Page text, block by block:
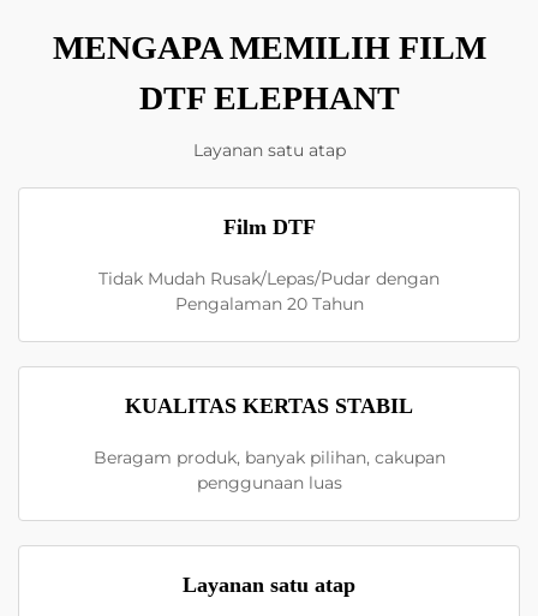
MENGAPA MEMILIH FILM
DTF ELEPHANT
Layanan satu atap
Film DTF
Tidak Mudah Rusak/Lepas/Pudar dengan
Pengalaman 20 Tahun
KUALITAS KERTAS STABIL
Beragam produk, banyak pilihan, cakupan
penggunaan luas
Layanan satu atap